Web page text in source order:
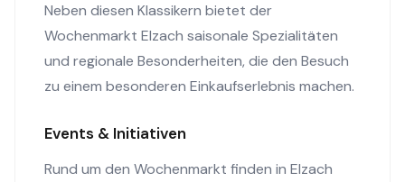
Neben diesen Klassikern bietet der
Wochenmarkt Elzach saisonale Spezialitäten
und regionale Besonderheiten, die den Besuch
zu einem besonderen Einkaufserlebnis machen.
Events & Initiativen
Rund um den Wochenmarkt finden in Elzach